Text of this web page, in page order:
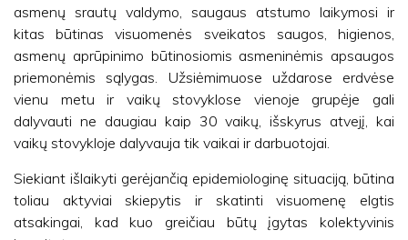
asmenų srautų valdymo, saugaus atstumo laikymosi ir
kitas būtinas visuomenės sveikatos saugos, higienos,
asmenų aprūpinimo būtinosiomis asmeninėmis apsaugos
priemonėmis sąlygas. Užsiėmimuose uždarose erdvėse
vienu metu ir vaikų stovyklose vienoje grupėje gali
dalyvauti ne daugiau kaip 30 vaikų, išskyrus atvejį, kai
vaikų stovykloje dalyvauja tik vaikai ir darbuotojai.
Siekiant išlaikyti gerėjančią epidemiologinę situaciją, būtina
toliau aktyviai skiepytis ir skatinti visuomenę elgtis
atsakingai, kad kuo greičiau būtų įgytas kolektyvinis